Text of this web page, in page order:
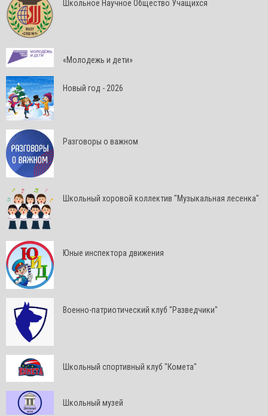
Школьное Научное Общество Учащихся
«Молодежь и дети»
Новый год - 2026
Разговоры о важном
Школьный хоровой коллектив "Музыкальная лесенка"
Юные инспектора движения
Военно-патриотический клуб "Разведчики"
Школьный спортивный клуб "Комета"
Школьный музей